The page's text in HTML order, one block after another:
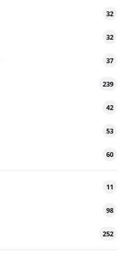
32
32
37
239
42
53
60
11
98
252